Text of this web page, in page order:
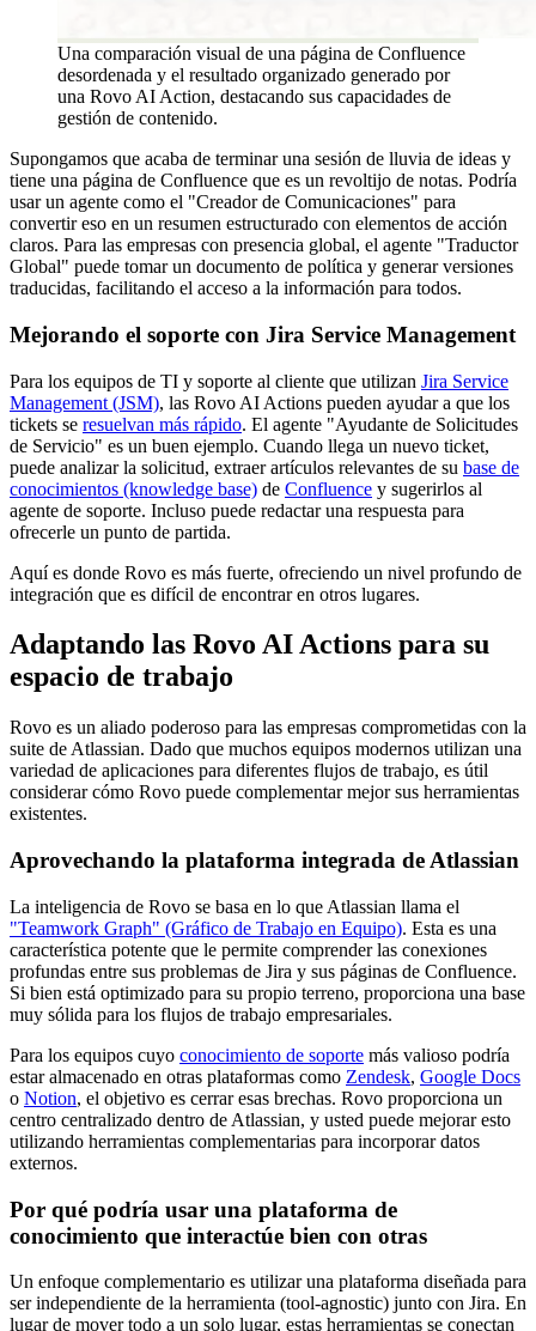
Una comparación visual de una página de Confluence
desordenada y el resultado organizado generado por
una Rovo AI Action, destacando sus capacidades de
gestión de contenido.
Supongamos que acaba de terminar una sesión de lluvia de ideas y
tiene una página de Confluence que es un revoltijo de notas. Podría
usar un agente como el "Creador de Comunicaciones" para
convertir eso en un resumen estructurado con elementos de acción
claros. Para las empresas con presencia global, el agente "Traductor
Global" puede tomar un documento de política y generar versiones
traducidas, facilitando el acceso a la información para todos.
Mejorando el soporte con Jira Service Management
Para los equipos de TI y soporte al cliente que utilizan Jira Service
Management (JSM), las Rovo AI Actions pueden ayudar a que los
tickets se resuelvan más rápido. El agente "Ayudante de Solicitudes
de Servicio" es un buen ejemplo. Cuando llega un nuevo ticket,
puede analizar la solicitud, extraer artículos relevantes de su base de
conocimientos (knowledge base) de Confluence y sugerirlos al
agente de soporte. Incluso puede redactar una respuesta para
ofrecerle un punto de partida.
Aquí es donde Rovo es más fuerte, ofreciendo un nivel profundo de
integración que es difícil de encontrar en otros lugares.
Adaptando las Rovo AI Actions para su
espacio de trabajo
Rovo es un aliado poderoso para las empresas comprometidas con la
suite de Atlassian. Dado que muchos equipos modernos utilizan una
variedad de aplicaciones para diferentes flujos de trabajo, es útil
considerar cómo Rovo puede complementar mejor sus herramientas
existentes.
Aprovechando la plataforma integrada de Atlassian
La inteligencia de Rovo se basa en lo que Atlassian llama el
"Teamwork Graph" (Gráfico de Trabajo en Equipo). Esta es una
característica potente que le permite comprender las conexiones
profundas entre sus problemas de Jira y sus páginas de Confluence.
Si bien está optimizado para su propio terreno, proporciona una base
muy sólida para los flujos de trabajo empresariales.
Para los equipos cuyo conocimiento de soporte más valioso podría
estar almacenado en otras plataformas como Zendesk, Google Docs
o Notion, el objetivo es cerrar esas brechas. Rovo proporciona un
centro centralizado dentro de Atlassian, y usted puede mejorar esto
utilizando herramientas complementarias para incorporar datos
externos.
Por qué podría usar una plataforma de
conocimiento que interactúe bien con otras
Un enfoque complementario es utilizar una plataforma diseñada para
ser independiente de la herramienta (tool-agnostic) junto con Jira. En
lugar de mover todo a un solo lugar, estas herramientas se conectan